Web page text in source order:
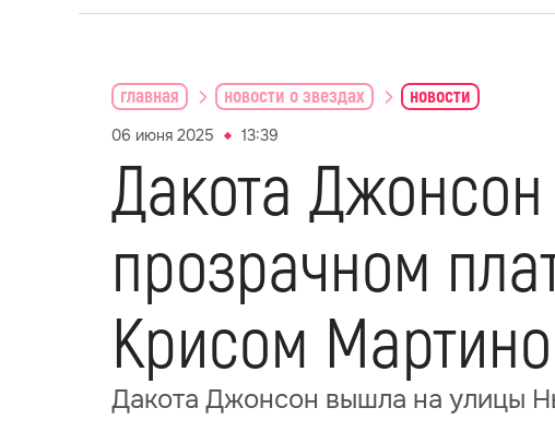
главная новости о звездах новости
06 июня 2025 13:39
Дакота
прозрачном
Крисом
Дакота Джонсон вышла на улицы